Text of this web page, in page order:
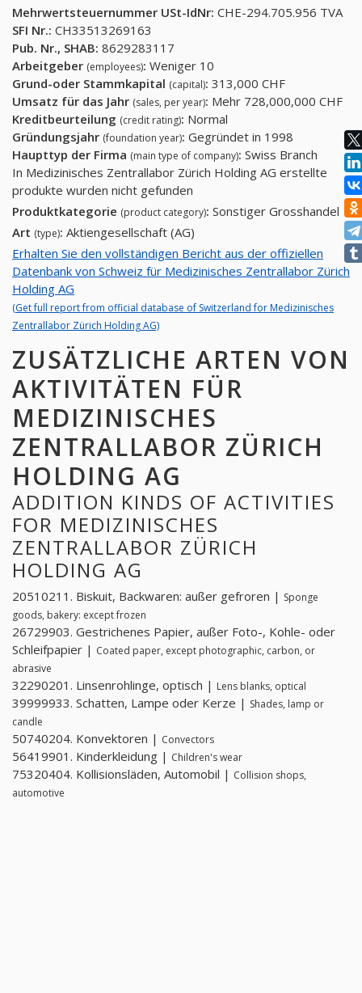
Mehrwertsteuernummer USt-IdNr: CHE-294.705.956 TVA
SFI Nr.: CH33513269163
Pub. Nr., SHAB: 8629283117
Arbeitgeber (employees): Weniger 10
Grund-oder Stammkapital (capital): 313,000 CHF
Umsatz für das Jahr (sales, per year): Mehr 728,000,000 CHF
Kreditbeurteilung (credit rating): Normal
Gründungsjahr (foundation year): Gegründet in 1998
Haupttyp der Firma (main type of company): Swiss Branch
In Medizinisches Zentrallabor Zürich Holding AG erstellte
produkte wurden nicht gefunden
Produktkategorie (product category): Sonstiger Grosshandel
Art (type): Aktiengesellschaft (AG)
Erhalten Sie den vollständigen Bericht aus der offiziellen
Datenbank von Schweiz für Medizinisches Zentrallabor Zürich
Holding AG
(Get full report from official database of Switzerland for Medizinisches
Zentrallabor Zürich Holding AG)
ZUSÄTZLICHE ARTEN VON
AKTIVITÄTEN FÜR
MEDIZINISCHES
ZENTRALLABOR ZÜRICH
HOLDING AG
ADDITION KINDS OF ACTIVITIES
FOR MEDIZINISCHES
ZENTRALLABOR ZÜRICH
HOLDING AG
20510211. Biskuit, Backwaren: außer gefroren | Sponge
goods, bakery: except frozen
26729903. Gestrichenes Papier, außer Foto-, Kohle- oder
Schleifpapier | Coated paper, except photographic, carbon, or
abrasive
32290201. Linsenrohlinge, optisch | Lens blanks, optical
39999933. Schatten, Lampe oder Kerze | Shades, lamp or
candle
50740204. Konvektoren | Convectors
56419901. Kinderkleidung | Children's wear
75320404. Kollisionsläden, Automobil | Collision shops,
automotive